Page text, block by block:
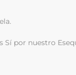
Sí por nuestro